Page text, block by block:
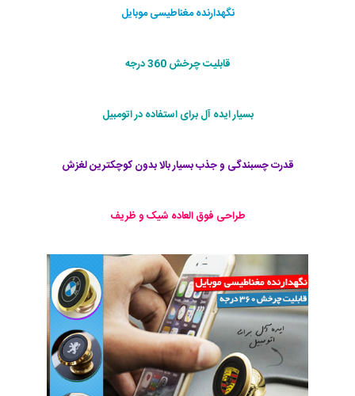
نگهدارنده مغناطیسی موبایل
قابلیت چرخش 360 درجه
بسیار ایده آل برای استفاده در اتومبیل
قدرت چسبندگی و جذب بسیار بالا بدون کوچکترین لغزش
طراحی فوق العاده شیک و ظریف